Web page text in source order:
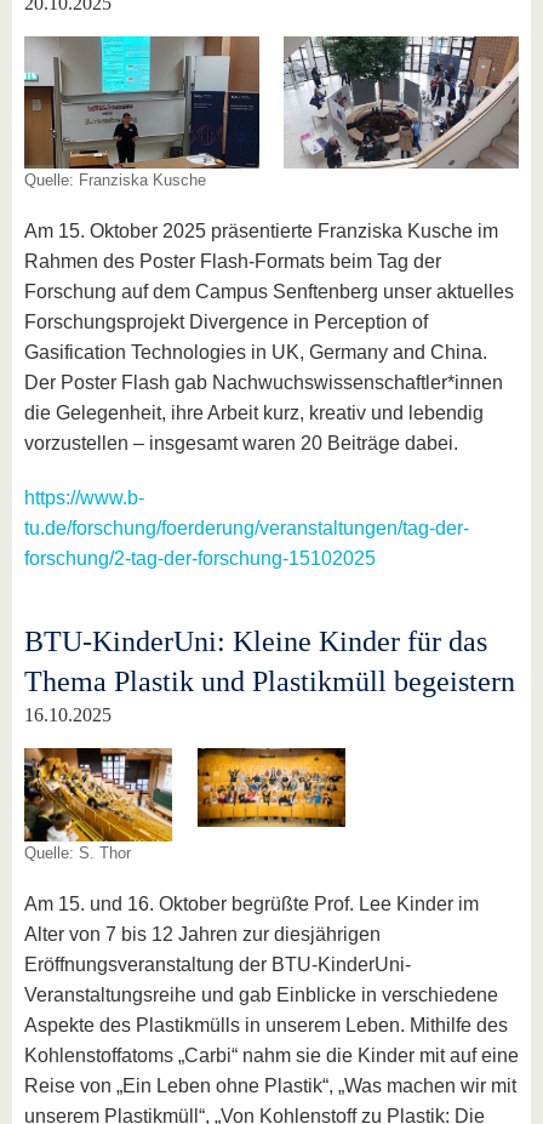
Quelle: Franziska Kusche
Am 15. Oktober 2025 präsentierte Franziska Kusche im
Rahmen des Poster Flash-Formats beim Tag der
Forschung auf dem Campus Senftenberg unser aktuelles
Forschungsprojekt Divergence in Perception of
Gasification Technologies in UK, Germany and China.
Der Poster Flash gab Nachwuchswissenschaftler*innen
die Gelegenheit, ihre Arbeit kurz, kreativ und lebendig
vorzustellen – insgesamt waren 20 Beiträge dabei.
https://www.b-
tu.de/forschung/foerderung/veranstaltungen/tag-der-
forschung/2-tag-der-forschung-15102025
BTU-KinderUni: Kleine Kinder für das
Thema Plastik und Plastikmüll begeistern
16.10.2025
Quelle: S. Thor
Am 15. und 16. Oktober begrüßte Prof. Lee Kinder im
Alter von 7 bis 12 Jahren zur diesjährigen
Eröffnungsveranstaltung der BTU-KinderUni-
Veranstaltungsreihe und gab Einblicke in verschiedene
Aspekte des Plastikmülls in unserem Leben. Mithilfe des
Kohlenstoffatoms „Carbi“ nahm sie die Kinder mit auf eine
Reise von „Ein Leben ohne Plastik“, „Was machen wir mit
unserem Plastikmüll“, „Von Kohlenstoff zu Plastik: Die